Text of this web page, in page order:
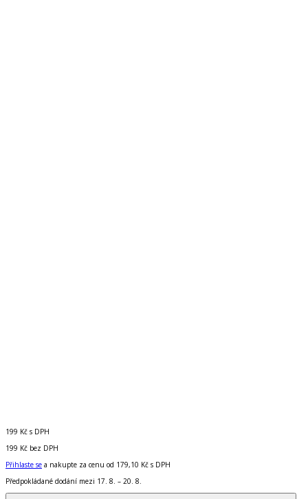
199 Kč s DPH
199 Kč bez DPH
Přihlaste se a nakupte za cenu od 179,10 Kč s DPH
Předpokládané dodání mezi 17. 8. – 20. 8.